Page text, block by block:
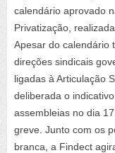
calendário aprovado
Privatização,
Apesar do calendário
direções sindicais
ligadas à Articulação
deliberada o
assembleias no dia
greve. Junto com os
branca, a Findect